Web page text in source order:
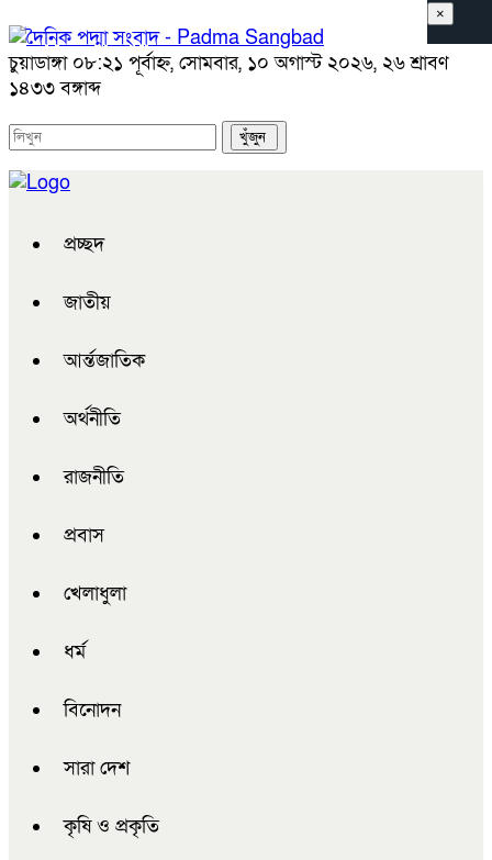
চুয়াডাঙ্গা ০৮:২১ পূর্বাহ্ন, সোমবার, ১০ অগাস্ট ২০২৬, ২৬ শ্রাবণ
১৪৩৩ বঙ্গাব্দ
প্রচ্ছদ
জাতীয়
আর্ন্তজাতিক
অর্থনীতি
রাজনীতি
প্রবাস
খেলাধুলা
ধর্ম
বিনোদন
সারা দেশ
কৃষি ও প্রকৃতি
×